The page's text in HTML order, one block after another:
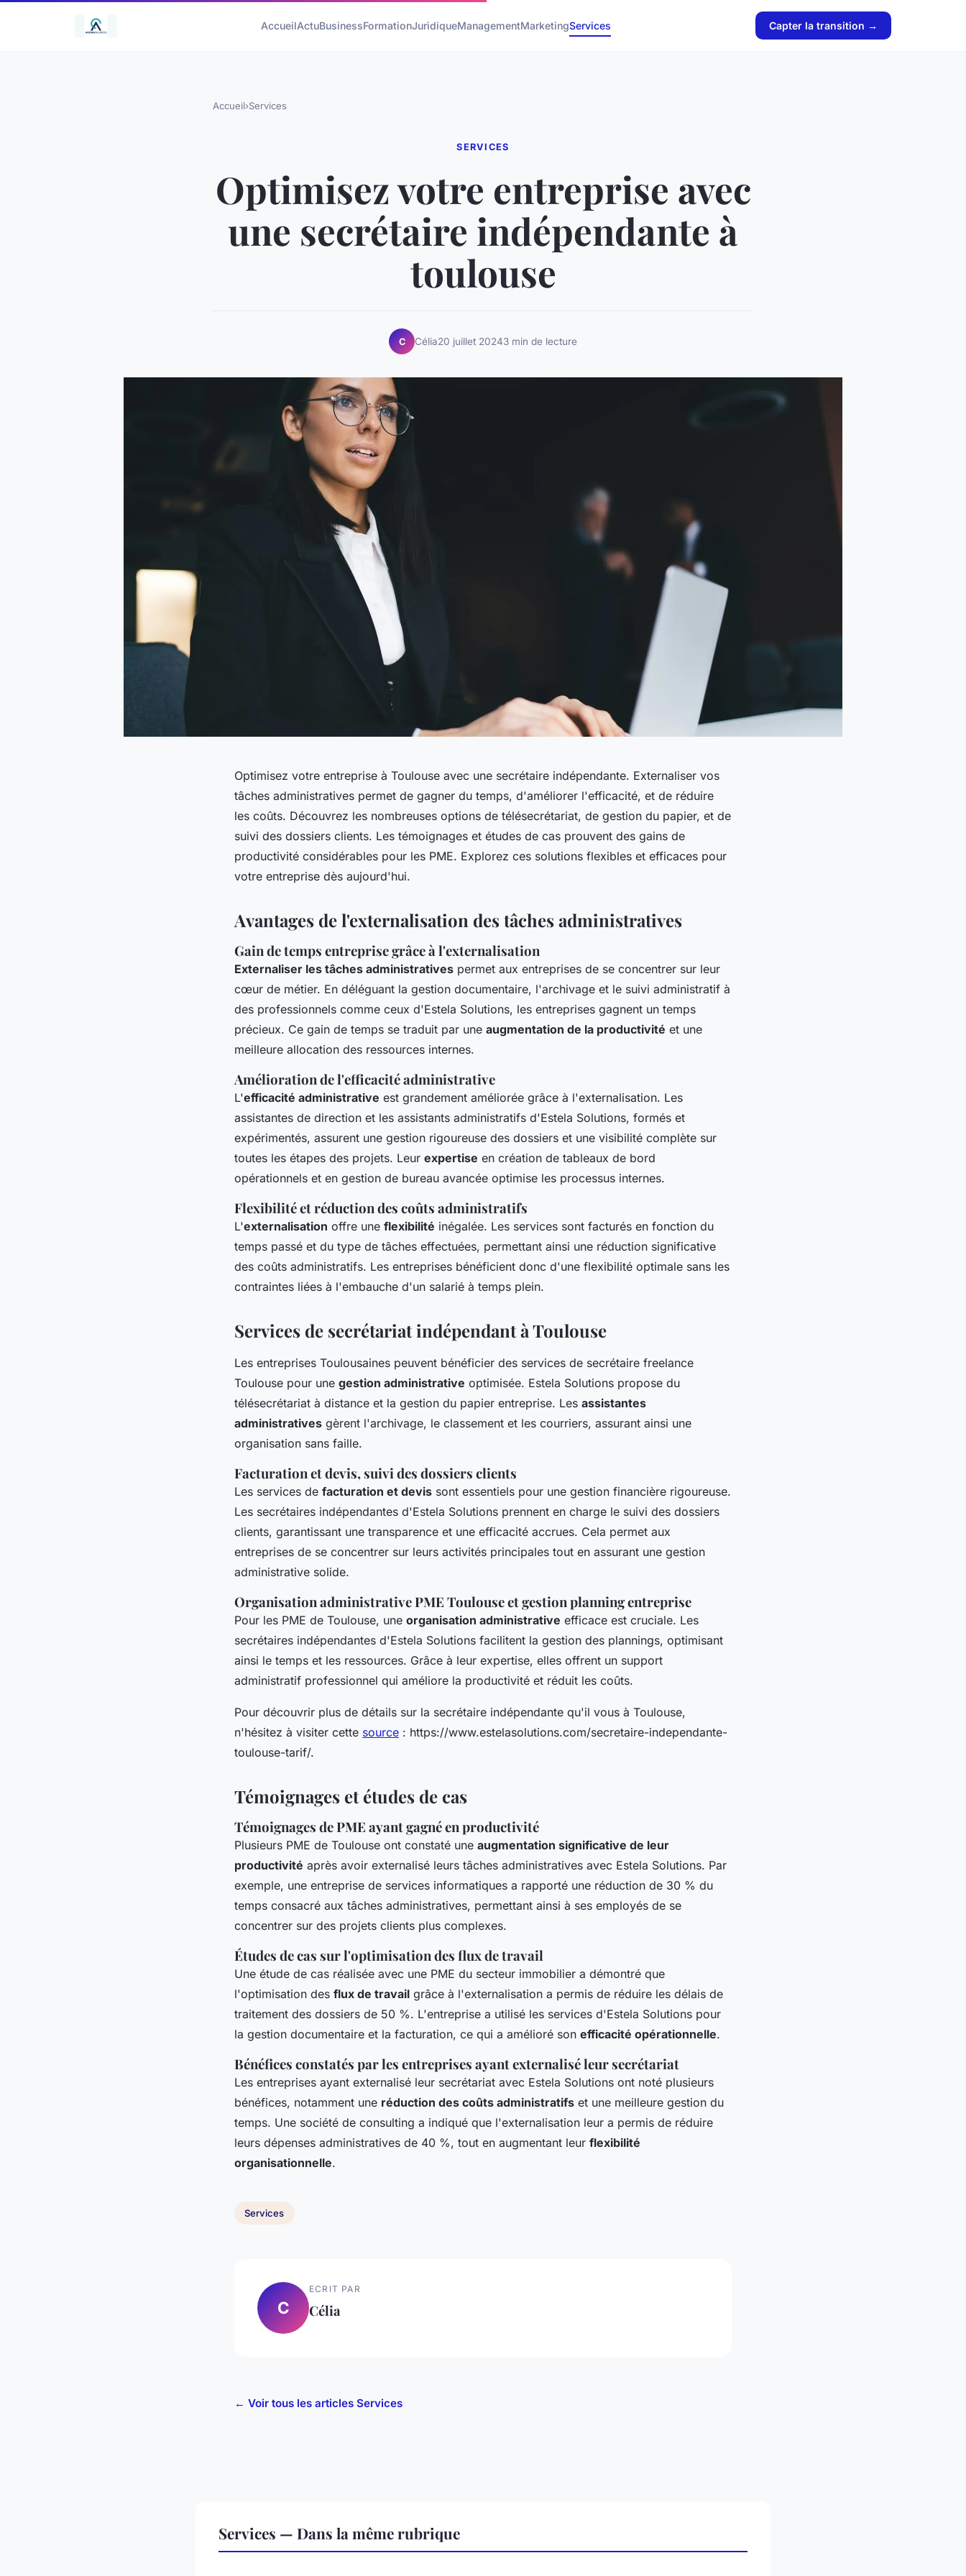
AccueilActuBusinessFormationJuridiqueManagementMarketingServices Capter la transition →
Accueil›Services
SERVICES
Optimisez votre entreprise avec
une secrétaire indépendante à
toulouse
C Célia20 juillet 20243 min de lecture
Optimisez votre entreprise à Toulouse avec une secrétaire indépendante. Externaliser vos
tâches administratives permet de gagner du temps, d'améliorer l'efficacité, et de réduire
les coûts. Découvrez les nombreuses options de télésecrétariat, de gestion du papier, et de
suivi des dossiers clients. Les témoignages et études de cas prouvent des gains de
productivité considérables pour les PME. Explorez ces solutions flexibles et efficaces pour
votre entreprise dès aujourd'hui.
Avantages de l'externalisation des tâches administratives
Gain de temps entreprise grâce à l'externalisation
Externaliser les tâches administratives permet aux entreprises de se concentrer sur leur
cœur de métier. En déléguant la gestion documentaire, l'archivage et le suivi administratif à
des professionnels comme ceux d'Estela Solutions, les entreprises gagnent un temps
précieux. Ce gain de temps se traduit par une augmentation de la productivité et une
meilleure allocation des ressources internes.
Amélioration de l'efficacité administrative
L'efficacité administrative est grandement améliorée grâce à l'externalisation. Les
assistantes de direction et les assistants administratifs d'Estela Solutions, formés et
expérimentés, assurent une gestion rigoureuse des dossiers et une visibilité complète sur
toutes les étapes des projets. Leur expertise en création de tableaux de bord
opérationnels et en gestion de bureau avancée optimise les processus internes.
Flexibilité et réduction des coûts administratifs
L'externalisation offre une flexibilité inégalée. Les services sont facturés en fonction du
temps passé et du type de tâches effectuées, permettant ainsi une réduction significative
des coûts administratifs. Les entreprises bénéficient donc d'une flexibilité optimale sans les
contraintes liées à l'embauche d'un salarié à temps plein.
Services de secrétariat indépendant à Toulouse
Les entreprises Toulousaines peuvent bénéficier des services de secrétaire freelance
Toulouse pour une gestion administrative optimisée. Estela Solutions propose du
télésecrétariat à distance et la gestion du papier entreprise. Les assistantes
administratives gèrent l'archivage, le classement et les courriers, assurant ainsi une
organisation sans faille.
Facturation et devis, suivi des dossiers clients
Les services de facturation et devis sont essentiels pour une gestion financière rigoureuse.
Les secrétaires indépendantes d'Estela Solutions prennent en charge le suivi des dossiers
clients, garantissant une transparence et une efficacité accrues. Cela permet aux
entreprises de se concentrer sur leurs activités principales tout en assurant une gestion
administrative solide.
Organisation administrative PME Toulouse et gestion planning entreprise
Pour les PME de Toulouse, une organisation administrative efficace est cruciale. Les
secrétaires indépendantes d'Estela Solutions facilitent la gestion des plannings, optimisant
ainsi le temps et les ressources. Grâce à leur expertise, elles offrent un support
administratif professionnel qui améliore la productivité et réduit les coûts.
Pour découvrir plus de détails sur la secrétaire indépendante qu'il vous à Toulouse,
n'hésitez à visiter cette source : https://www.estelasolutions.com/secretaire-independante-
toulouse-tarif/.
Témoignages et études de cas
Témoignages de PME ayant gagné en productivité
Plusieurs PME de Toulouse ont constaté une augmentation significative de leur
productivité après avoir externalisé leurs tâches administratives avec Estela Solutions. Par
exemple, une entreprise de services informatiques a rapporté une réduction de 30 % du
temps consacré aux tâches administratives, permettant ainsi à ses employés de se
concentrer sur des projets clients plus complexes.
Études de cas sur l'optimisation des flux de travail
Une étude de cas réalisée avec une PME du secteur immobilier a démontré que
l'optimisation des flux de travail grâce à l'externalisation a permis de réduire les délais de
traitement des dossiers de 50 %. L'entreprise a utilisé les services d'Estela Solutions pour
la gestion documentaire et la facturation, ce qui a amélioré son efficacité opérationnelle.
Bénéfices constatés par les entreprises ayant externalisé leur secrétariat
Les entreprises ayant externalisé leur secrétariat avec Estela Solutions ont noté plusieurs
bénéfices, notamment une réduction des coûts administratifs et une meilleure gestion du
temps. Une société de consulting a indiqué que l'externalisation leur a permis de réduire
leurs dépenses administratives de 40 %, tout en augmentant leur flexibilité
organisationnelle.
Services
C
ECRIT PAR
Célia
← Voir tous les articles Services
Services — Dans la même rubrique